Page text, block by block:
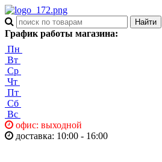
График работы магазина:
Пн
Вт
Ср
Чт
Пт
Сб
Вс
офис: выходной
доставка: 10:00 - 16:00